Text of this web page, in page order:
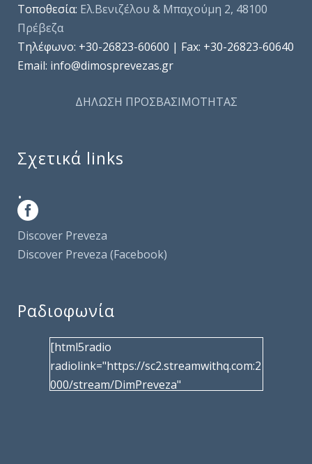
Τοποθεσία: Ελ.Βενιζέλου & Μπαχούμη 2, 48100
Πρέβεζα
Τηλέφωνo: +30-26823-60600 | Fax: +30-26823-60640
Email: info@dimosprevezas.gr
ΔΗΛΩΣΗ ΠΡΟΣΒΑΣΙΜΟΤΗΤΑΣ
Σχετικά links
.
Discover Preveza
Discover Preveza (Facebook)
Ραδιοφωνία
[html5radio
radiolink="https://sc2.streamwithq.com:2
000/stream/DimPreveza"